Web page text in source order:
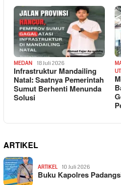
MEDAN 18 Juli 2026
Infrastruktur Mandailing
Natal: Saatnya Pemerintah
Sumut Berhenti Menunda
Solusi
ARTIKEL
ARTIKEL 10 Juli 2026
Buku Kapolres